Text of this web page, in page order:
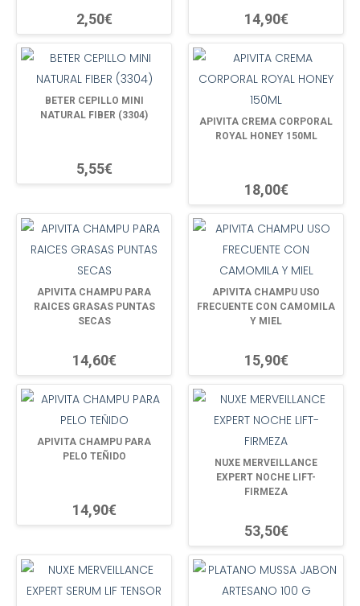
2,50€ 14,90€
BETER CEPILLO MINI
NATURAL FIBER (3304)
5,55€
APIVITA CREMA CORPORAL
ROYAL HONEY 150ML
18,00€
APIVITA CHAMPU PARA
RAICES GRASAS PUNTAS
SECAS
14,60€
APIVITA CHAMPU USO
FRECUENTE CON CAMOMILA
Y MIEL
15,90€
APIVITA CHAMPU PARA
PELO TEÑIDO
14,90€
NUXE MERVEILLANCE
EXPERT NOCHE LIFT-
FIRMEZA
53,50€